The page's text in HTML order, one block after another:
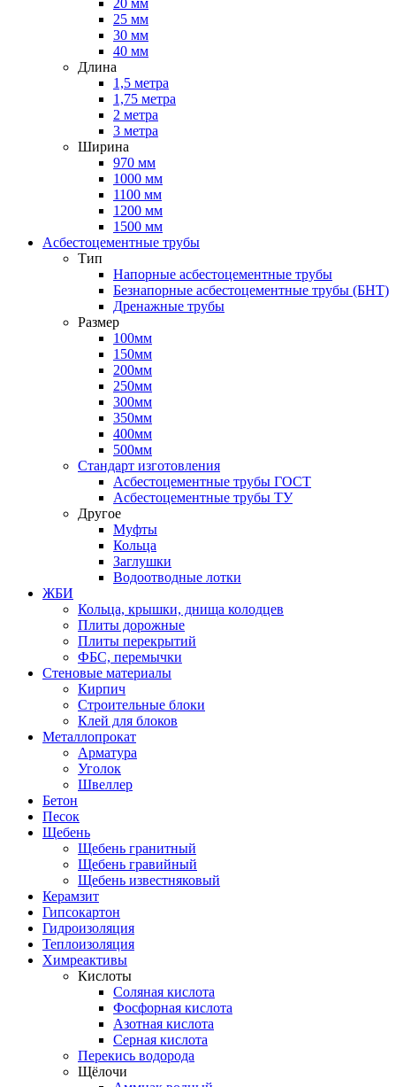
20 мм
25 мм
30 мм
40 мм
Длина
1,5 метра
1,75 метра
2 метра
3 метра
Ширина
970 мм
1000 мм
1100 мм
1200 мм
1500 мм
Асбестоцементные трубы
Тип
Напорные асбестоцементные трубы
Безнапорные асбестоцементные трубы (БНТ)
Дренажные трубы
Размер
100мм
150мм
200мм
250мм
300мм
350мм
400мм
500мм
Стандарт изготовления
Асбестоцементные трубы ГОСТ
Асбестоцементные трубы ТУ
Другое
Муфты
Кольца
Заглушки
Водоотводные лотки
ЖБИ
Кольца, крышки, днища колодцев
Плиты дорожные
Плиты перекрытий
ФБС, перемычки
Стеновые материалы
Кирпич
Строительные блоки
Клей для блоков
Металлопрокат
Арматура
Уголок
Швеллер
Бетон
Песок
Щебень
Щебень гранитный
Щебень гравийный
Щебень известняковый
Керамзит
Гипсокартон
Гидроизоляция
Теплоизоляция
Химреактивы
Кислоты
Соляная кислота
Фосфорная кислота
Азотная кислота
Серная кислота
Перекись водорода
Щёлочи